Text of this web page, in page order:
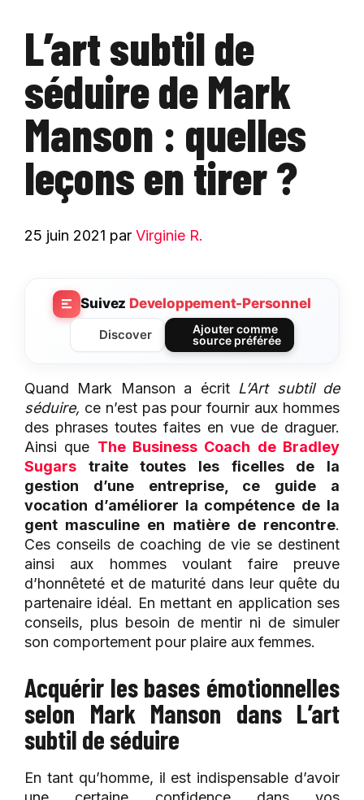
L’art subtil de
séduire de Mark
Manson : quelles
leçons en tirer ?
25 juin 2021 par Virginie R.
Suivez Developpement-Personnel
Discover
Ajouter comme
source préférée
Quand Mark Manson a écritL’Art subtil de
séduire, ce n’est pas pour fournir aux hommes
des phrases toutes faites en vue de draguer.
Ainsi que The Business Coach de Bradley
Sugars traite toutes les ficelles de la
gestion d’une entreprise, ce guide a
vocation d’améliorer la compétence de la
gent masculine en matière de rencontre.
Ces conseils de coaching de vie se destinent
ainsi aux hommes voulant faire preuve
d’honnêteté et de maturité dans leur quête du
partenaire idéal. En mettant en application ses
conseils, plus besoin de mentir ni de simuler
son comportement pour plaire aux femmes.
Acquérir les bases émotionnelles
selon Mark Manson dans L’art
subtil de séduire
En tant qu’homme, il est indispensable d’avoir